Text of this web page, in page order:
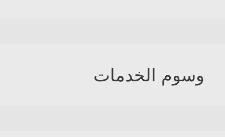
وسوم الخدمات